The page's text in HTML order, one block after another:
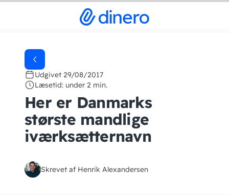
Udgivet 29/08/2017
Læsetid: under 2 min.
Her er Danmarks
største mandlige
iværksætternavn
Skrevet af Henrik Alexandersen